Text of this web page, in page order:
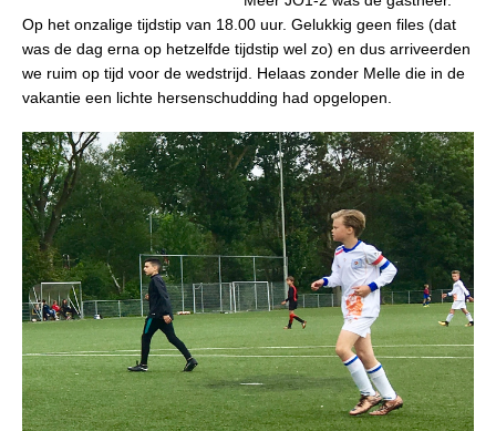
Op het onzalige tijdstip van 18.00 uur. Gelukkig geen files (dat
was de dag erna op hetzelfde tijdstip wel zo) en dus arriveerden
we ruim op tijd voor de wedstrijd. Helaas zonder Melle die in de
vakantie een lichte hersenschudding had opgelopen.